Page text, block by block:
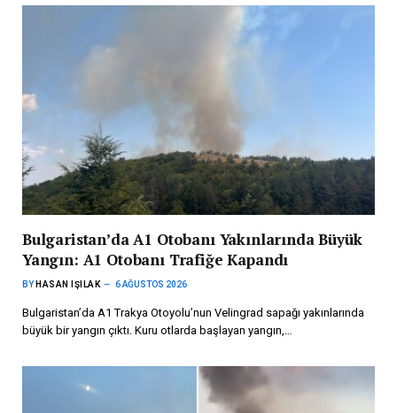
Bulgaristan’da A1 Otobanı Yakınlarında Büyük
Yangın: A1 Otobanı Trafiğe Kapandı
BY HASAN IŞILAK 6 AĞUSTOS 2026
Bulgaristan’da A1 Trakya Otoyolu’nun Velingrad sapağı yakınlarında
büyük bir yangın çıktı. Kuru otlarda başlayan yangın,…